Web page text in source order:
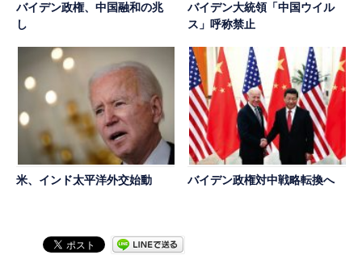
バイデン政権、中国融和の兆
し
バイデン大統領「中国ウイル
ス」呼称禁止
米、インド太平洋外交始動 バイデン政権対中戦略転換へ